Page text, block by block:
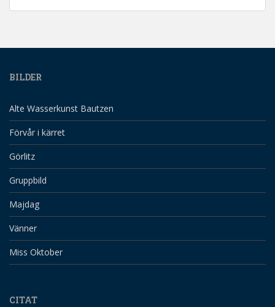
BILDER
Alte Wasserkunst Bautzen
Förvår i kärret
Görlitz
Gruppbild
Majdag
Vänner
Miss Oktober
CITAT